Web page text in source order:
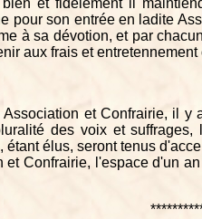
bien et fidélement il
pour son entrée en ladite
à sa dévotion, et par
aux frais et
Association et Confrairie, il
des voix et
étant élus, seront tenus
et Confrairie, l'espace d'un